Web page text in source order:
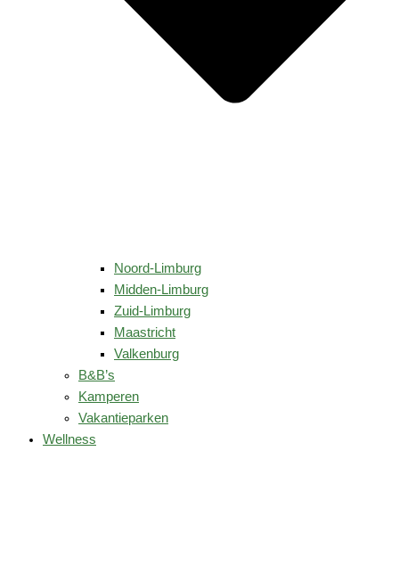
Noord-Limburg
Midden-Limburg
Zuid-Limburg
Maastricht
Valkenburg
B&B’s
Kamperen
Vakantieparken
Wellness